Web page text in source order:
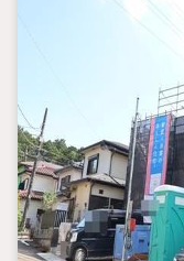
又、弊社推奨銀行な
ローン・軽度のクレ
永住権無し（夫婦と
又、500万円までな
ンも可能です。
弊社は積極的に値引
きが可能な場合も御座